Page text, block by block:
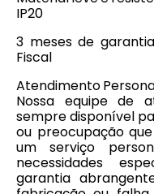
IP20
3 meses de
Fiscal
Atendimento
Nossa equipe de
sempre disponível
ou preocupação
um serviço
necessidades
garantia